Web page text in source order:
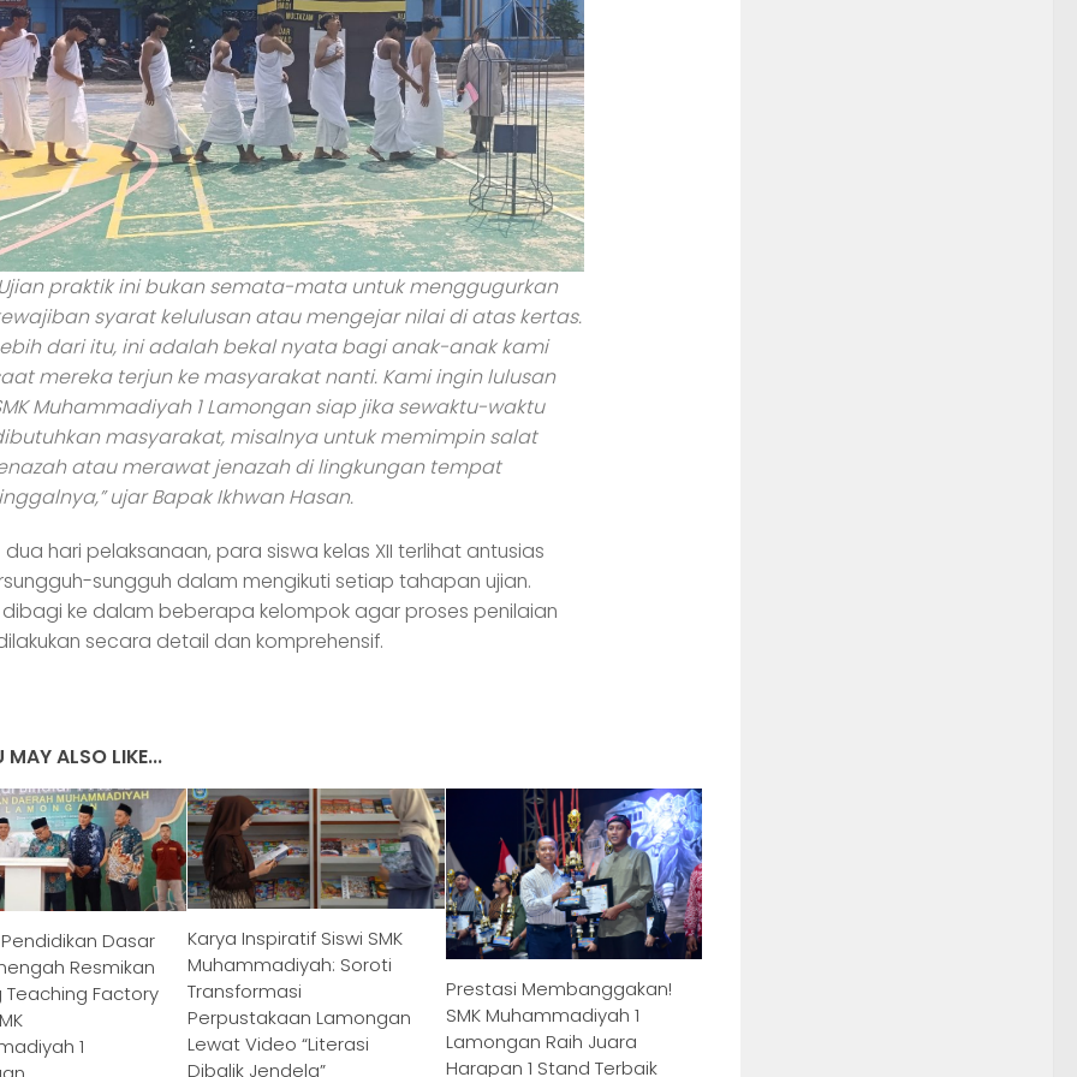
praktik ini bukan semata-mata untuk menggugurkan
syarat kelulusan atau mengejar nilai di atas kertas.
dari itu, ini adalah bekal nyata bagi anak-anak kami
mereka terjun ke masyarakat nanti. Kami ingin lulusan
Muhammadiyah 1 Lamongan siap jika sewaktu-waktu
masyarakat, misalnya untuk memimpin salat
atau merawat jenazah di lingkungan tempat
ujar Bapak Ikhwan Hasan.
hari pelaksanaan, para siswa kelas XII terlihat antusias
sungguh dalam mengikuti setiap tahapan ujian.
dibagi ke dalam beberapa kelompok agar proses penilaian
secara detail dan komprehensif.
MAY ALSO LIKE...
Dasar
Resmikan
Teaching Factory
1
Karya Inspiratif Siswi SMK
Muhammadiyah: Soroti
Transformasi
Perpustakaan Lamongan
Lewat Video “Literasi
Dibalik Jendela”
Prestasi Membanggakan!
SMK Muhammadiyah 1
Lamongan Raih Juara
Harapan 1 Stand Terbaik